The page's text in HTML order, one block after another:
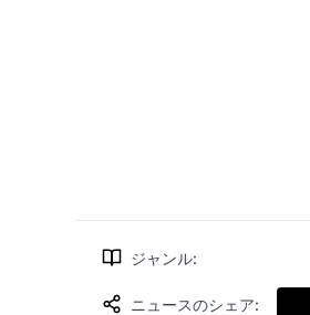
ジャンル:
ニュースのシェア: